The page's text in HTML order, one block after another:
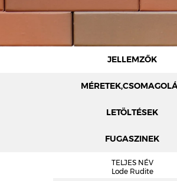
JELLEMZŐK
LETÖLTÉSEK
FUGASZINEK
TELJES NÉV
Lode Rudite
MÉRETEK
LODE TÉGLA